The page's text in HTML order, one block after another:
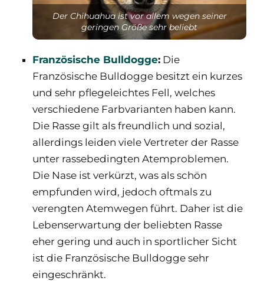
Der Chihuahua ist vor allem wegen seiner
geringen Größe sehr beliebt
Französische Bulldogge: Die
Französische Bulldogge besitzt ein kurzes
und sehr pflegeleichtes Fell, welches
verschiedene Farbvarianten haben kann.
Die Rasse gilt als freundlich und sozial,
allerdings leiden viele Vertreter der Rasse
unter rassebedingten Atemproblemen.
Die Nase ist verkürzt, was als schön
empfunden wird, jedoch oftmals zu
verengten Atemwegen führt. Daher ist die
Lebenserwartung der beliebten Rasse
eher gering und auch in sportlicher Sicht
ist die Französische Bulldogge sehr
eingeschränkt.